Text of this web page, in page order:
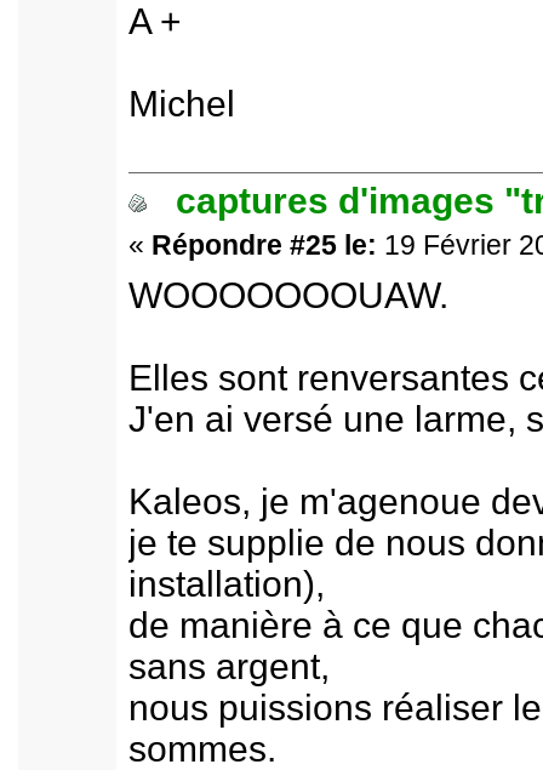
A +
Michel
captures d'images
« Répondre #25 le: 19 Février
WOOOOOOOUAW.
Elles sont renversantes
J'en ai versé une larme,
Kaleos, je m'agenoue
je te supplie de nous
installation),
de manière à ce que
sans argent,
nous puissions réaliser
sommes.